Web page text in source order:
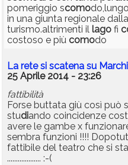
pomeriggio scomo
in una giunta regionale
turismo.altrimenti il lago fi
costoso e più comodo
La rete si scatena su
25 Aprile 2014 - 23:26
fattibilità
Forse buttata giù così può
studiando coincidenze
avere le gambe x
sembra funzioni !!!!
fattibile del teatro che si
................... :-(